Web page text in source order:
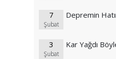
7
Şubat
Depremin
3
Şubat
Kar Yağdı